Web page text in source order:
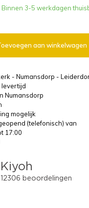
Binnen 3-5 werkdagen
aan winkelwagen
- Numansdorp -
levertijd
Numansdorp
mogelijk
(telefonisch) van
17:00